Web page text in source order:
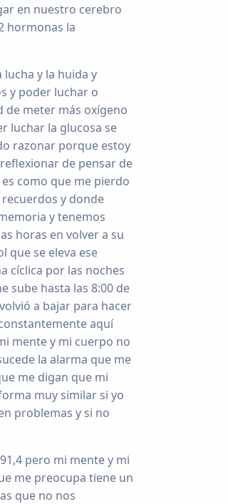
en nuestro cerebro
hormonas la
lucha y la huida y
y poder luchar o
de meter más oxígeno
luchar la glucosa se
razonar porque estoy
de pensar de
como que me pierdo
y donde
y tenemos
horas en volver a su
que se eleva ese
cíclica por las noches
sube hasta las 8:00 de
a bajar para hacer
aquí
mente y mi cuerpo no
la alarma que me
me digan que mi
muy similar si yo
problemas y si no
pero mi mente y mi
me preocupa tiene un
que no nos